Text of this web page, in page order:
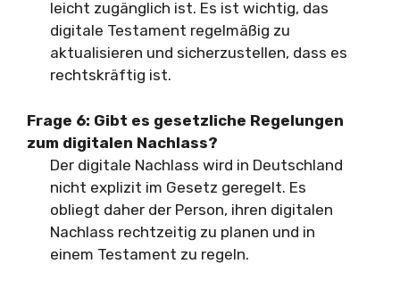
leicht zugänglich ist. Es ist wichtig, das
digitale Testament regelmäßig zu
aktualisieren und sicherzustellen, dass es
rechtskräftig ist.
Frage 6: Gibt es gesetzliche Regelungen
zum digitalen Nachlass?
Der digitale Nachlass wird in Deutschland
nicht explizit im Gesetz geregelt. Es
obliegt daher der Person, ihren digitalen
Nachlass rechtzeitig zu planen und in
einem Testament zu regeln.